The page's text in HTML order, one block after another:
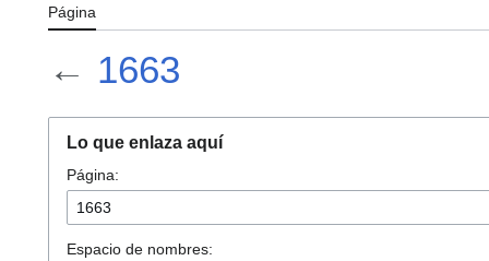
Página
← 1663
Lo que enlaza aquí
Página:
Espacio de nombres: